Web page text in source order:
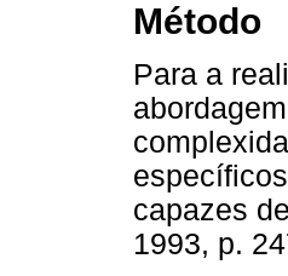
Método
Para a
capazes
1993, p.